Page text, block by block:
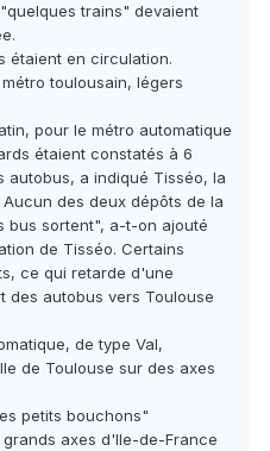
trains" devaient
étaient en circulation.
toulousain, légers
pour le métro automatique
étaient constatés à 6
a indiqué Tisséo, la
des deux dépôts de la
bus sortent", a-t-on ajouté
de Tisséo. Certains
ce qui retarde d'une
des autobus vers Toulouse
de type Val,
de Toulouse sur des axes
petits bouchons"
axes d'Ile-de-France